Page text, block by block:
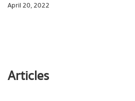
April 20, 2022
Articles